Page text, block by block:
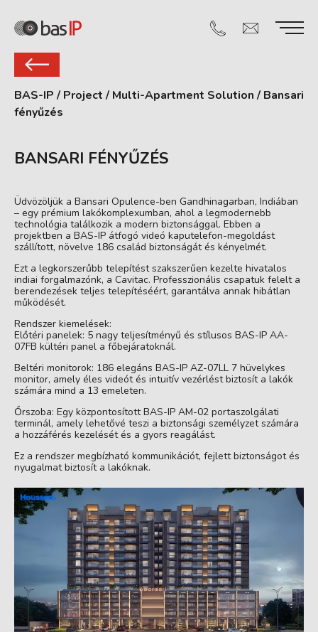
BAS-IP / Project / Multi-Apartment Solution / Bansari
fényűzés
BANSARI FÉNYŰZÉS
Üdvözöljük a Bansari Opulence-ben Gandhinagarban, Indiában
– egy prémium lakókomplexumban, ahol a legmodernebb
technológia találkozik a modern biztonsággal. Ebben a
projektben a BAS-IP átfogó videó kaputelefon-megoldást
szállított, növelve 186 család biztonságát és kényelmét.
Ezt a legkorszerűbb telepítést szakszerűen kezelte hivatalos
indiai forgalmazónk, a Cavitac. Professzionális csapatuk felelt a
berendezések teljes telepítéséért, garantálva annak hibátlan
működését.
Rendszer kiemelések:
Előtéri panelek: 5 nagy teljesítményű és stílusos BAS-IP AA-
07FB kültéri panel a főbejáratoknál.
Beltéri monitorok: 186 elegáns BAS-IP AZ-07LL 7 hüvelykes
monitor, amely éles videót és intuitív vezérlést biztosít a lakók
számára mind a 13 emeleten.
Őrszoba: Egy központosított BAS-IP AM-02 portaszolgálati
terminál, amely lehetővé teszi a biztonsági személyzet számára
a hozzáférés kezelését és a gyors reagálást.
Ez a rendszer megbízható kommunikációt, fejlett biztonságot és
nyugalmat biztosít a lakóknak.